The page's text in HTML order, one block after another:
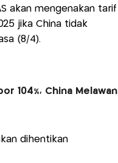
akan mengenakan tarif
jika China tidak
(8/4).
104%, China Melawan
dihentikan